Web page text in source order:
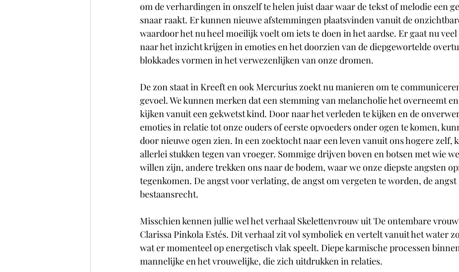
om de verhardingen in onszelf te helen juist daar waar de tekst of melodie een
snaar raakt. Er kunnen nieuwe afstemmingen plaatsvinden vanuit de
waardoor het nu heel moeilijk voelt om iets te doen in het aardse. Er gaat nu
naar het inzicht krijgen in emoties en het doorzien van de diepgewortelde
blokkades vormen in het verwezenlijken van onze dromen.
De zon staat in Kreeft en ook Mercurius zoekt nu manieren om te
gevoel. We kunnen merken dat een stemming van melancholie het overneemt
kijken vanuit een gekwetst kind. Door naar het verleden te kijken en de
emoties in relatie tot onze ouders of eerste opvoeders onder ogen te komen,
door nieuwe ogen zien. In een zoektocht naar een leven vanuit ons hogere zelf,
allerlei stukken tegen van vroeger. Sommige drijven boven en botsen met wie
willen zijn, andere trekken ons naar de bodem, waar we onze diepste angsten
tegenkomen. De angst voor verlating, de angst om vergeten te worden, de
bestaansrecht.
Misschien kennen jullie wel het verhaal Skelettenvrouw uit 'De ontembare
Clarissa Pinkola Estés. Dit verhaal zit vol symboliek en vertelt vanuit het water
wat er momenteel op energetisch vlak speelt. Diepe karmische processen
mannelijke en het vrouwelijke, die zich uitdrukken in relaties.